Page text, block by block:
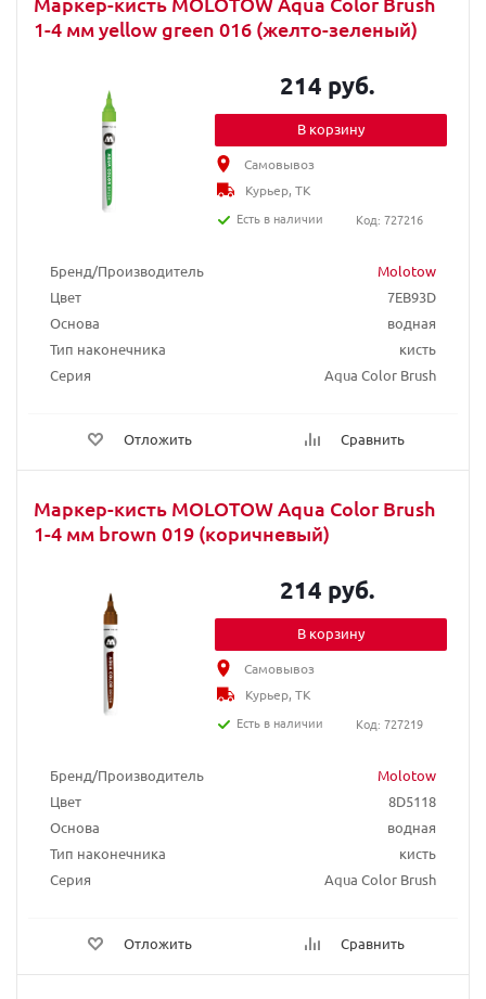
1-4 мм yellow green 016 (желто-зеленый)
Бренд/Производитель
Molotow
Цвет
7EB93D
Основа
водная
Тип наконечника
кисть
Серия
Aqua Color Brush
Отложить Сравнить
214 руб.
В корзину
Самовывоз
Курьер, ТК
Есть в наличии
Код: 727216
Маркер-кисть MOLOTOW Aqua Color Brush
1-4 мм brown 019 (коричневый)
Бренд/Производитель
Molotow
Цвет
8D5118
Основа
водная
Тип наконечника
кисть
Серия
Aqua Color Brush
Отложить Сравнить
214 руб.
В корзину
Самовывоз
Курьер, ТК
Есть в наличии
Код: 727219